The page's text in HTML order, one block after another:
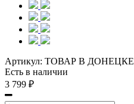
Артикул: ТОВАР В ДОНЕЦКЕ
Есть в наличии
3 799 ₽